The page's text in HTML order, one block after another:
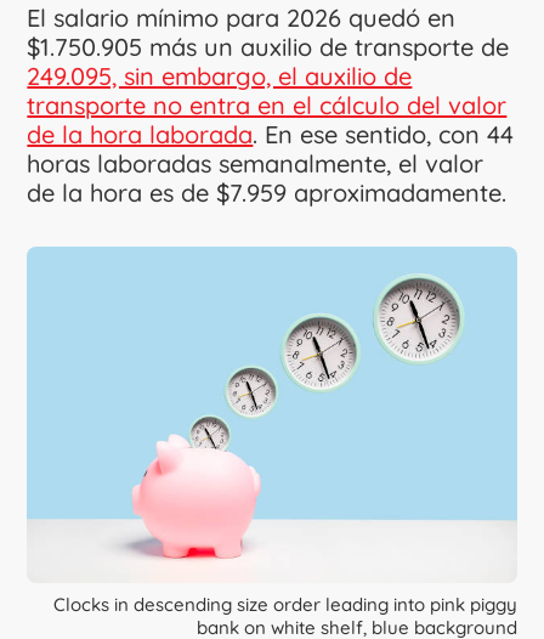
El salario mínimo para 2026 quedó en
$1.750.905 más un auxilio de transporte de
249.095, sin embargo, el auxilio de
transporte no entra en el cálculo del valor
de la hora laborada. En ese sentido, con 44
horas laboradas semanalmente, el valor
de la hora es de $7.959 aproximadamente.
Clocks in descending size order leading into pink piggy
bank on white shelf, blue background